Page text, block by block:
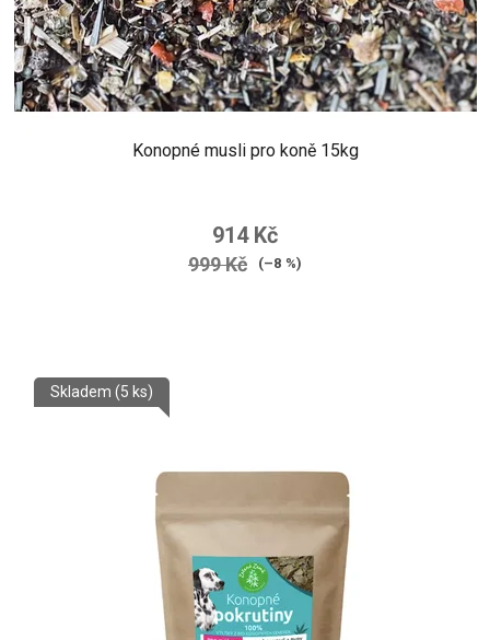
Konopné musli pro koně 15kg
914 Kč
999 Kč (–8 %)
Skladem (5 ks)